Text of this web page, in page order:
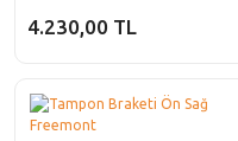
4.230,00 TL